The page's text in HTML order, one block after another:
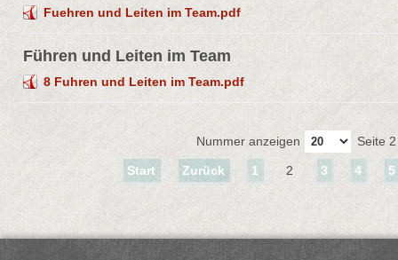
Fuehren und Leiten im Team.pdf
Führen und Leiten im Team
8 Fuhren und Leiten im Team.pdf
Nummer anzeigen Seite
Start Zurück 1 2 3 4 5